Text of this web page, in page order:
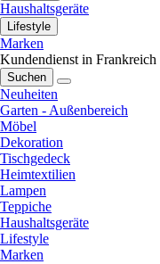
Haushaltsgeräte
Lifestyle
Marken
Kundendienst in Frankreich
Suchen
Neuheiten
Garten - Außenbereich
Möbel
Dekoration
Tischgedeck
Heimtextilien
Lampen
Teppiche
Haushaltsgeräte
Lifestyle
Marken